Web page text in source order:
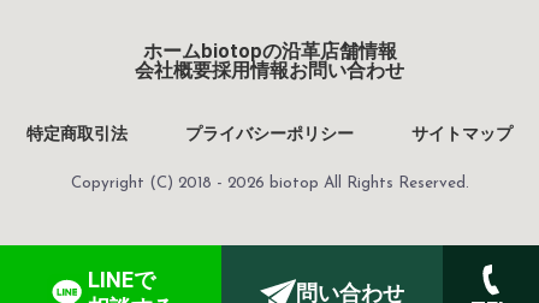
ホームbiotopの沿革店舗情報
会社概要採用情報お問い合わせ
特定商取引法 プライバシーポリシー サイトマップ
Copyright (C) 2018 - 2026 biotop All Rights Reserved.
LINEで
問い合わせ